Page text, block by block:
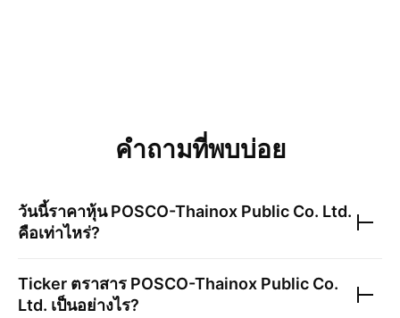
คำถามที่พบบ่อย
วันนี้ราคาหุ้นPOSCO-Thainox Public Co. Ltd.
คือเท่าไหร่?
Ticker ตราสาร POSCO-Thainox Public Co.
Ltd. เป็นอย่างไร?